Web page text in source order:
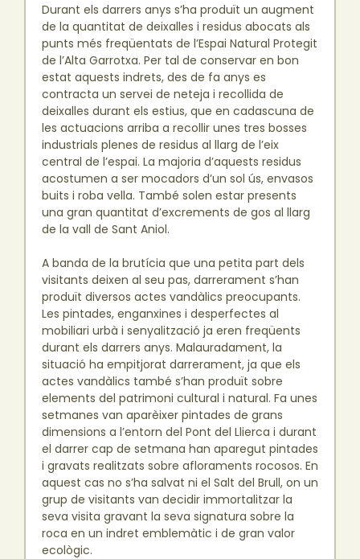
Durant els darrers anys s’ha produït un augment
de la quantitat de deixalles i residus abocats als
punts més freqüentats de l’Espai Natural Protegit
de l’Alta Garrotxa. Per tal de conservar en bon
estat aquests indrets, des de fa anys es
contracta un servei de neteja i recollida de
deixalles durant els estius, que en cadascuna de
les actuacions arriba a recollir unes tres bosses
industrials plenes de residus al llarg de l’eix
central de l’espai. La majoria d’aquests residus
acostumen a ser mocadors d’un sol ús, envasos
buits i roba vella. També solen estar presents
una gran quantitat d’excrements de gos al llarg
de la vall de Sant Aniol.
A banda de la brutícia que una petita part dels
visitants deixen al seu pas, darrerament s’han
produït diversos actes vandàlics preocupants.
Les pintades, enganxines i desperfectes al
mobiliari urbà i senyalització ja eren freqüents
durant els darrers anys. Malauradament, la
situació ha empitjorat darrerament, ja que els
actes vandàlics també s’han produït sobre
elements del patrimoni cultural i natural. Fa unes
setmanes van aparèixer pintades de grans
dimensions a l’entorn del Pont del Llierca i durant
el darrer cap de setmana han aparegut pintades
i gravats realitzats sobre afloraments rocosos. En
aquest cas no s’ha salvat ni el Salt del Brull, on un
grup de visitants van decidir immortalitzar la
seva visita gravant la seva signatura sobre la
roca en un indret emblemàtic i de gran valor
ecològic.